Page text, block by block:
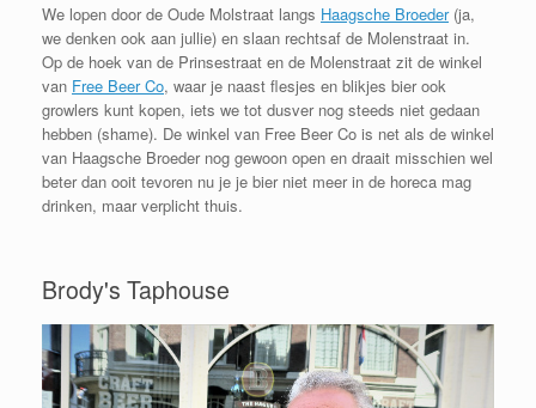
We lopen door de Oude Molstraat langs Haagsche Broeder(ja,
we denken ook aan jullie) en slaan rechtsaf de Molenstraat in.
Op de hoek van de Prinsestraat en de Molenstraat zit de winkel
van Free Beer Co, waar je naast flesjes en blikjes bier ook
growlers kunt kopen, iets we tot dusver nog steeds niet gedaan
hebben (shame). De winkel van Free Beer Co is net als de winkel
van Haagsche Broeder nog gewoon open en draait misschien wel
beter dan ooit tevoren nu je je bier niet meer in de horeca mag
drinken, maar verplicht thuis.
Brody's Taphouse